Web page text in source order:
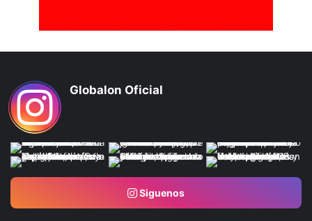
Globalon Oficial
Siguenos